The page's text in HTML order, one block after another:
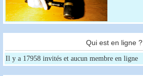
Qui est en ligne ?
Il y a 17958 invités et aucun membre en ligne